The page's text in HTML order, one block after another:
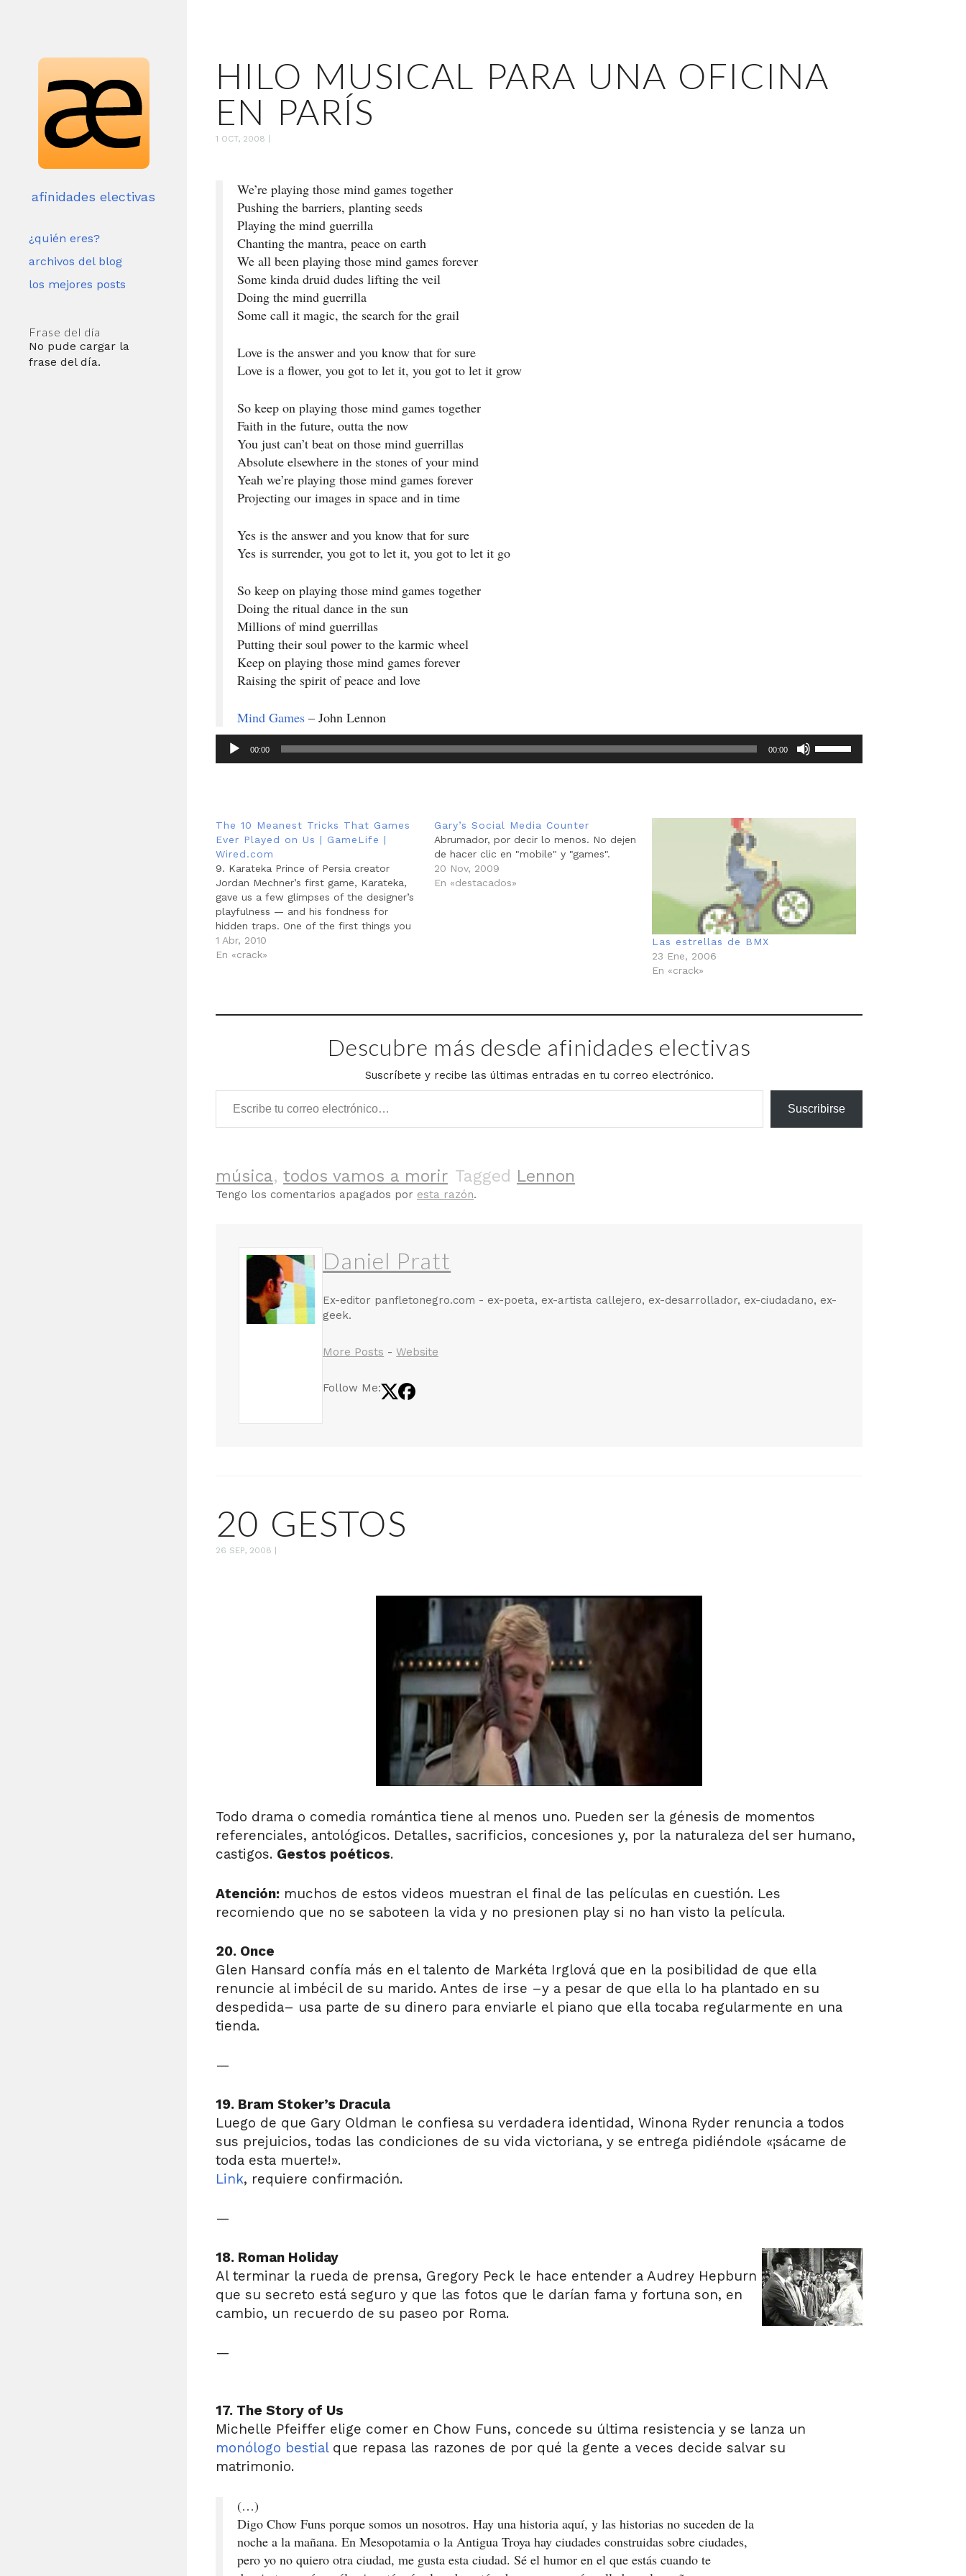
afinidades electivas
¿quién eres?
archivos del blog
los mejores posts
Frase del día
No pude cargar la
frase del día.
HILO MUSICAL PARA UNA OFICINA
EN PARÍS
1 OCT, 2008
We’re playing those mind games together
Pushing the barriers, planting seeds
Playing the mind guerrilla
Chanting the mantra, peace on earth
We all been playing those mind games forever
Some kinda druid dudes lifting the veil
Doing the mind guerrilla
Some call it magic, the search for the grail
Love is the answer and you know that for sure
Love is a flower, you got to let it, you got to let it grow
So keep on playing those mind games together
Faith in the future, outta the now
You just can’t beat on those mind guerrillas
Absolute elsewhere in the stones of your mind
Yeah we’re playing those mind games forever
Projecting our images in space and in time
Yes is the answer and you know that for sure
Yes is surrender, you got to let it, you got to let it go
So keep on playing those mind games together
Doing the ritual dance in the sun
Millions of mind guerrillas
Putting their soul power to the karmic wheel
Keep on playing those mind games forever
Raising the spirit of peace and love
Mind Games – John Lennon
Reproductor
00:00 00:00
Utiliza
las
flecha
disminuir
The 10 Meanest Tricks That Games
Ever Played on Us | GameLife |
Wired.com
9. Karateka Prince of Persia creator
Jordan Mechner’s first game, Karateka,
gave us a few glimpses of the designer’s
playfulness — and his fondness for
hidden traps. One of the first things you
learn while playing the game is to always
approach enemies in your fighting stance,
1 Abr, 2010
En «crack»
Gary’s Social Media Counter
Abrumador, por decir lo menos. No dejen
de hacer clic en "mobile" y "games".
20 Nov, 2009
En «destacados»
Las estrellas de BMX
23 Ene, 2006
En «crack»
Descubre más desde afinidades electivas
Suscríbete y recibe las últimas entradas en tu correo electrónico.
Escribe tu correo electrónico…
Suscribirse
música, todos vamos a morir Tagged Lennon
Tengo los comentarios apagados por esta razón.
Daniel Pratt
Ex-editor panfletonegro.com - ex-poeta, ex-artista callejero, ex-desarrollador, ex-ciudadano, ex-
geek.
More Posts -Website
Follow Me:
20 GESTOS
26 SEP, 2008
Todo drama o comedia romántica tiene al menos uno. Pueden ser la génesis de momentos
referenciales, antológicos. Detalles, sacrificios, concesiones y, por la naturaleza del ser humano,
castigos. Gestos poéticos.
Atención: muchos de estos videos muestran el final de las películas en cuestión. Les
recomiendo que no se saboteen la vida y no presionen play si no han visto la película.
20. Once
Glen Hansard confía más en el talento de Markéta Irglová que en la posibilidad de que ella
renuncie al imbécil de su marido. Antes de irse –y a pesar de que ella lo ha plantado en su
despedida– usa parte de su dinero para enviarle el piano que ella tocaba regularmente en una
tienda.
—
19. Bram Stoker’s Dracula
Luego de que Gary Oldman le confiesa su verdadera identidad, Winona Ryder renuncia a todos
sus prejuicios, todas las condiciones de su vida victoriana, y se entrega pidiéndole «¡sácame de
toda esta muerte!».
Link, requiere confirmación.
—
18. Roman Holiday
Al terminar la rueda de prensa, Gregory Peck le hace entender a Audrey Hepburn
que su secreto está seguro y que las fotos que le darían fama y fortuna son, en
cambio, un recuerdo de su paseo por Roma.
—
17. The Story of Us
Michelle Pfeiffer elige comer en Chow Funs, concede su última resistencia y se lanza un
monólogo bestialque repasa las razones de por qué la gente a veces decide salvar su
matrimonio.
(…)
Digo Chow Funs porque somos un nosotros. Hay una historia aquí, y las historias no suceden de la
noche a la mañana. En Mesopotamia o la Antigua Troya hay ciudades construidas sobre ciudades,
pero yo no quiero otra ciudad, me gusta esta ciudad. Sé el humor en el que estás cuando te